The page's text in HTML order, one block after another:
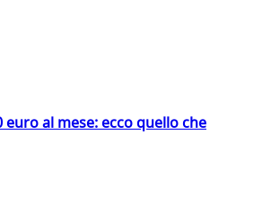
euro al mese: ecco quello che